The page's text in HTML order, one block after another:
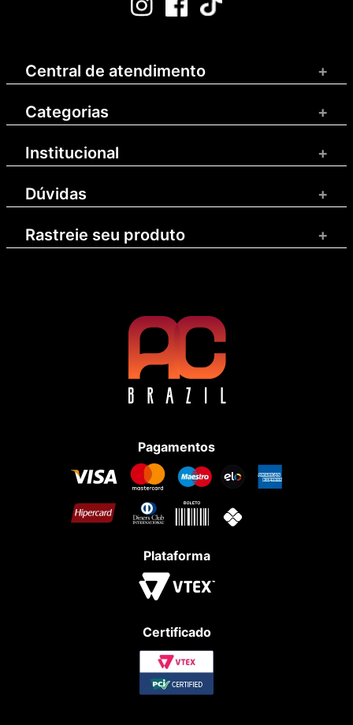
Central de atendimento +
Categorias +
Institucional +
Dúvidas +
Rastreie seu produto +
Pagamentos
Plataforma
Certificado